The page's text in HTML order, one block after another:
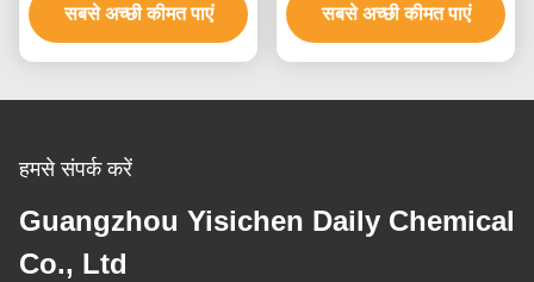
सबसे अच्छी कीमत पाएं
सबसे अच्छी कीमत पाएं
हमसे संपर्क करें
Guangzhou Yisichen Daily Chemical
Co., Ltd